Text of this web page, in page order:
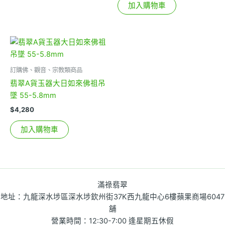
加入購物車
訂購佛、觀音、宗教類商品
翡翠A貨玉器大日如來佛祖吊
墜 55-5.8mm
$4,280
加入購物車
滿祿翡翠
地址：九龍深水埗區深水埗欽州街37K西九龍中心6樓蘋果商場6047
舖
營業時間：12:30-7:00 逢星期五休假